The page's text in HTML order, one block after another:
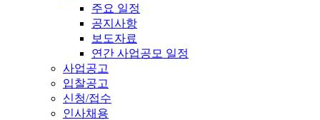
주요 일정
공지사항
보도자료
연간 사업공모 일정
사업공고
입찰공고
신청/접수
인사채용